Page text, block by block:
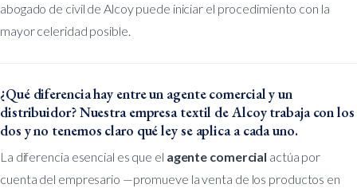
abogado de civil de Alcoy puede iniciar el procedimiento con la
mayor celeridad posible.
¿Qué diferencia hay entre un agente comercial y un
distribuidor? Nuestra empresa textil de Alcoy trabaja con los
dos y no tenemos claro qué ley se aplica a cada uno.
La diferencia esencial es que el agente comercial actúa por
cuenta del empresario —promueve la venta de los productos en